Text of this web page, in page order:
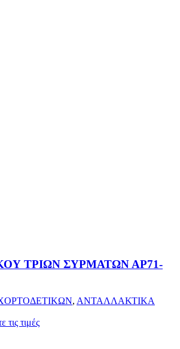
ΤΡΙΩΝ ΣΥΡΜΑΤΩΝ ΑΡ71-
, ΑΝΤΑΛΛΑΚΤΙΚΑ
τις τιμές